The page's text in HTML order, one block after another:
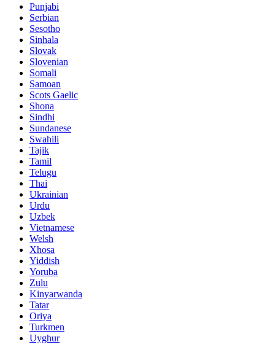
Punjabi
Serbian
Sesotho
Sinhala
Slovak
Slovenian
Somali
Samoan
Scots Gaelic
Shona
Sindhi
Sundanese
Swahili
Tajik
Tamil
Telugu
Thai
Ukrainian
Urdu
Uzbek
Vietnamese
Welsh
Xhosa
Yiddish
Yoruba
Zulu
Kinyarwanda
Tatar
Oriya
Turkmen
Uyghur